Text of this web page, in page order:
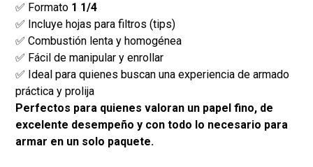
✅ Formato 1 1/4
✅ Incluye hojas para filtros (tips)
✅ Combustión lenta y homogénea
✅ Fácil de manipular y enrollar
✅ Ideal para quienes buscan una experiencia de armado
práctica y prolija
Perfectos para quienes valoran un papel fino, de
excelente desempeño y con todo lo necesario para
armar en un solo paquete.